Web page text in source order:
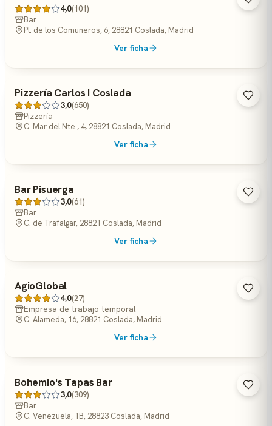
4,0(101)
Bar
Pl. de los Comuneros, 6, 28821 Coslada, Madrid
Ver ficha
Pizzería Carlos I Coslada
3,0(650)
Pizzería
C. Mar del Nte., 4, 28821 Coslada, Madrid
Ver ficha
Bar Pisuerga
3,0(61)
Bar
C. de Trafalgar, 28821 Coslada, Madrid
Ver ficha
AgioGlobal
4,0(27)
Empresa de trabajo temporal
C. Alameda, 16, 28821 Coslada, Madrid
Ver ficha
Bohemio's Tapas Bar
3,0(309)
Bar
C. Venezuela, 1B, 28823 Coslada, Madrid